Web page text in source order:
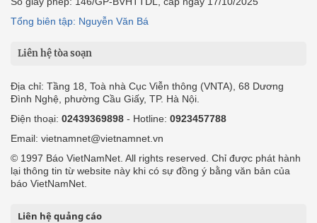
Tổng biên tập: Nguyễn Văn Bá
Liên hệ tòa soạn
Địa chỉ: Tầng 18, Toà nhà Cục Viễn thông (VNTA), 68 Dương
Đình Nghệ, phường Cầu Giấy, TP. Hà Nội.
Điện thoại: 02439369898 - Hotline: 0923457788
Email: vietnamnet@vietnamnet.vn
© 1997 Báo VietNamNet. All rights reserved. Chỉ được phát hành
lại thông tin từ website này khi có sự đồng ý bằng văn bản của
báo VietNamNet.
Liên hệ quảng cáo